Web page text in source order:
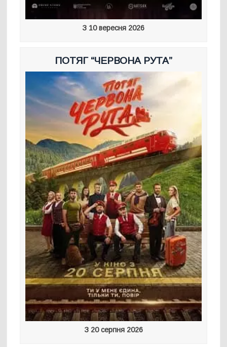
З 10 вересня 2026
ПОТЯГ “ЧЕРВОНА РУТА”
З 20 серпня 2026